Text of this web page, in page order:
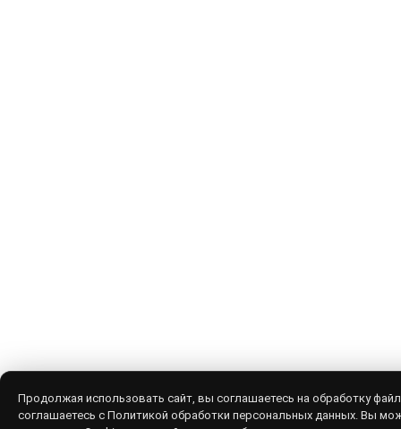
Продолжая использовать сайт, вы соглашаетесь на обработку
соглашаетесь с Политикой обработки персональных данных. Вы